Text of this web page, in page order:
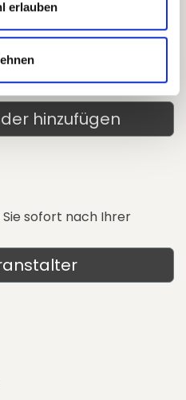
erlauben
Vienna)
hinzufügen
sofort nach Ihrer